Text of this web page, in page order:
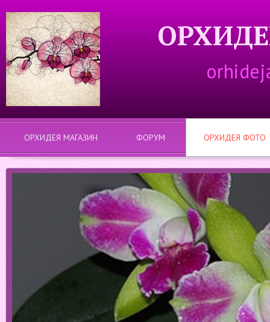
ОРХИДЕЯ МАГАЗИН ФОРУМ ОРХИДЕЯ ФОТО